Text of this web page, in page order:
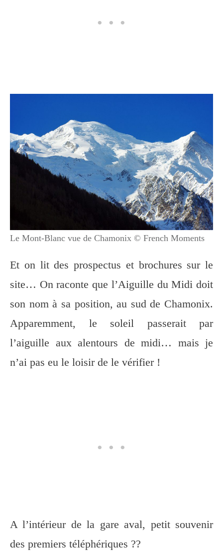
Le Mont-Blanc vue de Chamonix © French Moments
Et on lit des prospectus et brochures sur le
site… On raconte que l’Aiguille du Midi doit
son nom à sa position, au sud de Chamonix.
Apparemment, le soleil passerait par
l’aiguille aux alentours de midi… mais je
n’ai pas eu le loisir de le vérifier !
A l’intérieur de la gare aval, petit souvenir
des premiers téléphériques ??